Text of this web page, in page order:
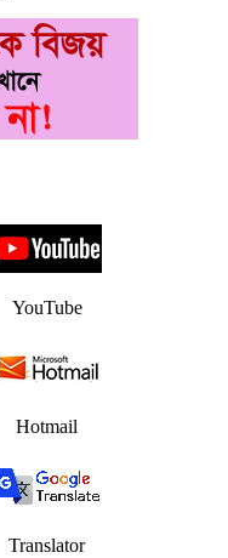
YouTube
Hotmail
Translator